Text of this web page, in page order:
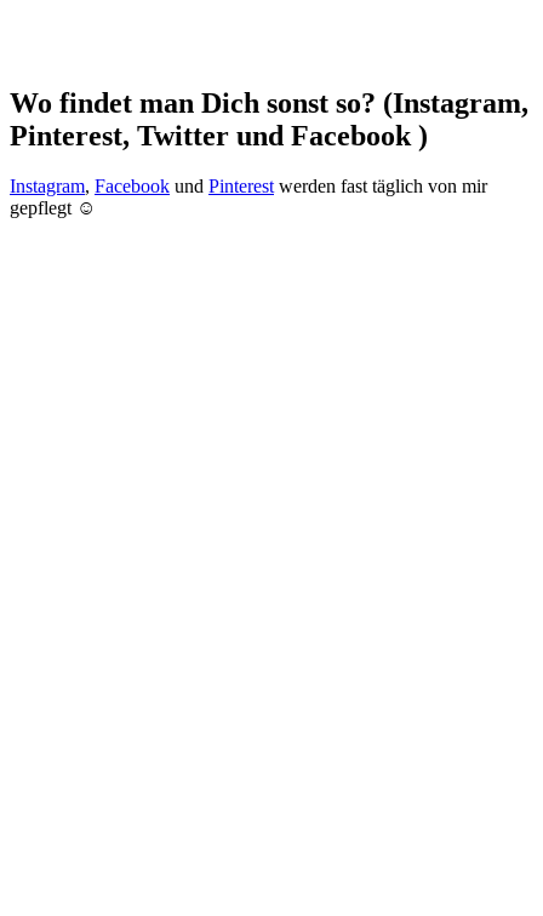
Wo findet man Dich sonst so? (Instagram,
Pinterest, Twitter und Facebook )
Instagram, Facebook und Pinterestwerden fast täglich von mir
gepflegt ☺